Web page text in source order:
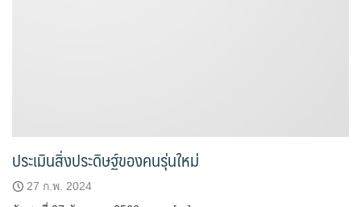
ประเมินสิ่งประดิษฐ์ของคนรุ่นใหม่
27 ก.พ. 2024